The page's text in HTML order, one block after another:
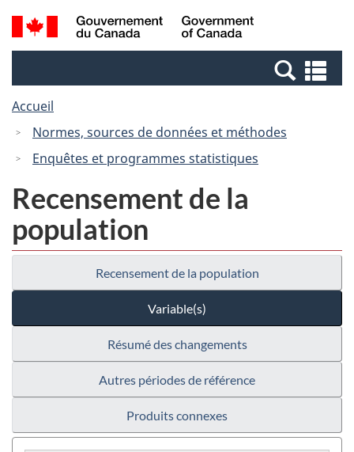
Passer
au
Passer
à
Canada
Recherche
et
et
Accueil
Normes, sources de données et méthodes
Enquêtes et programmes statistiques
Recensement de la
population
Recensement de la population
Variable(s)
Résumé des changements
Autres périodes de référence
Produits connexes